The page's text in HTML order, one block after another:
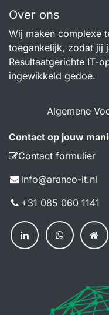
Over ons
Wij maken complexe
toegankelijk, zodat jij
Resultaatgerichte IT-
ingewikkeld gedoe.
Algemene
Contact op jouw
Contact formulier
info@a​raneo-it.nl
+31 085 060 114​1